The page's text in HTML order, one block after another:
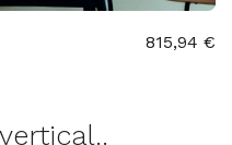
815,94 €